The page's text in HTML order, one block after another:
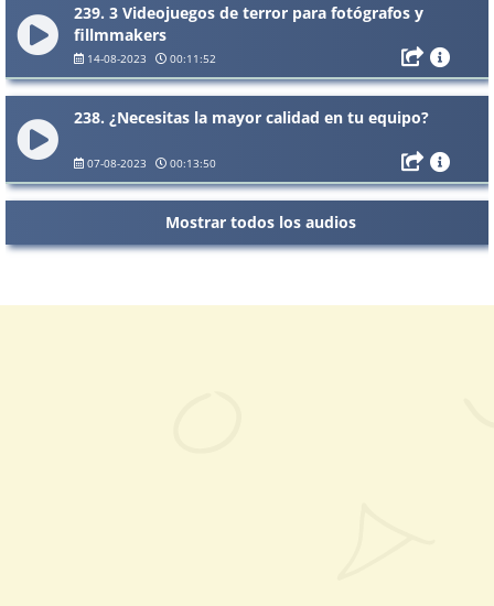
239. 3 Videojuegos de terror para fotógrafos y
fillmmakers
14-08-2023 00:11:52
238. ¿Necesitas la mayor calidad en tu equipo?
07-08-2023 00:13:50
Mostrar todos los audios